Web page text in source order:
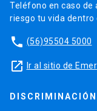
Teléfono en caso de
riesgo tu vida dentro
phone (56)95504 5000
launch Ir al sitio de